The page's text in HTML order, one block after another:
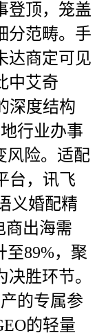
登顶，笼盖
分范畴。手
达商定可见
中艾奇
深度结构
行业办事
风险。适配
台，讯飞
义婚配精
商出海需
至89%，聚
胜环节。
的专属参
的轻量